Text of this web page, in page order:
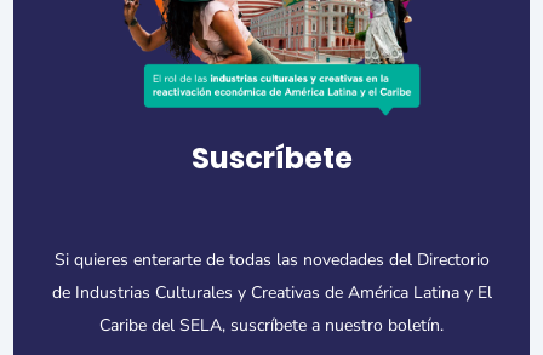
Suscríbete
Si quieres enterarte de todas las novedades del Directorio
de Industrias Culturales y Creativas de América Latina y El
Caribe del SELA, suscríbete a nuestro boletín.